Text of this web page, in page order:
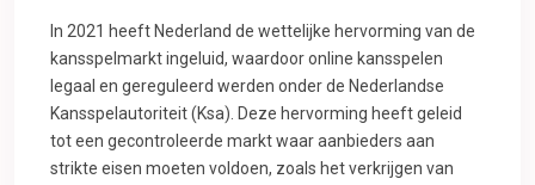
In 2021 heeft Nederland de wettelijke hervorming van de
kansspelmarkt ingeluid, waardoor online kansspelen
legaal en gereguleerd werden onder de Nederlandse
Kansspelautoriteit (Ksa). Deze hervorming heeft geleid
tot een gecontroleerde markt waar aanbieders aan
strikte eisen moeten voldoen, zoals het verkrijgen van